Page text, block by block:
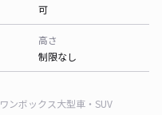
可
高さ
制限なし
ワンボックス大型車・SUV